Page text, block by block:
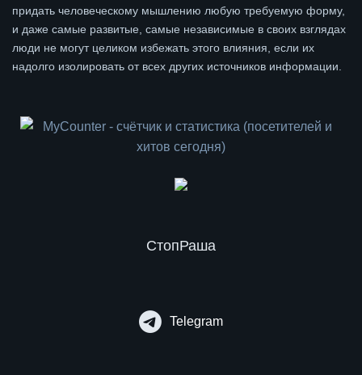
придать человеческому мышлению любую требуемую форму,
и даже самые развитые, самые независимые в своих взглядах
люди не могут целиком избежать этого влияния, если их
надолго изолировать от всех других источников информации.
СтопРаша
Telegram